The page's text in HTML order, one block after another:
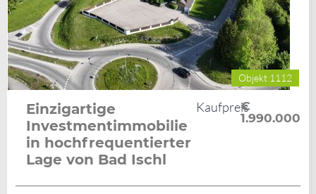
Objekt 1112
Einzigartige
Investmentimmobilie
in hochfrequentierter
Lage von Bad Ischl
Kaufpreis
€
1.990.000